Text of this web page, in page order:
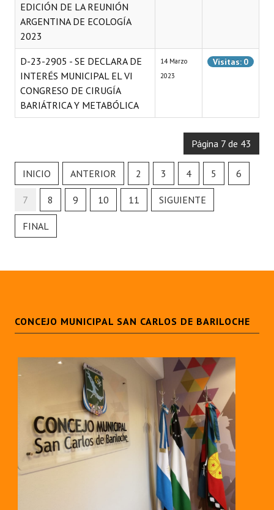
EDICIÓN DE LA REUNIÓN
ARGENTINA DE ECOLOGÍA
2023
D-23-2905 - SE DECLARA DE
INTERÉS MUNICIPAL EL VI
CONGRESO DE CIRUGÍA
BARIÁTRICA Y METABÓLICA
14 Marzo
2023
Visitas: 0
Página 7 de 43
INICIO ANTERIOR 2 3 4 5 6
7 8 9 10 11 SIGUIENTE
FINAL
CONCEJO MUNICIPAL SAN CARLOS DE BARILOCHE